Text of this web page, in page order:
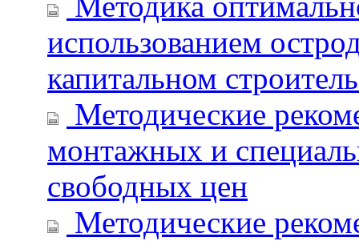
использованием
капитальном
Методические
монтажных и
свободных цен
Методические